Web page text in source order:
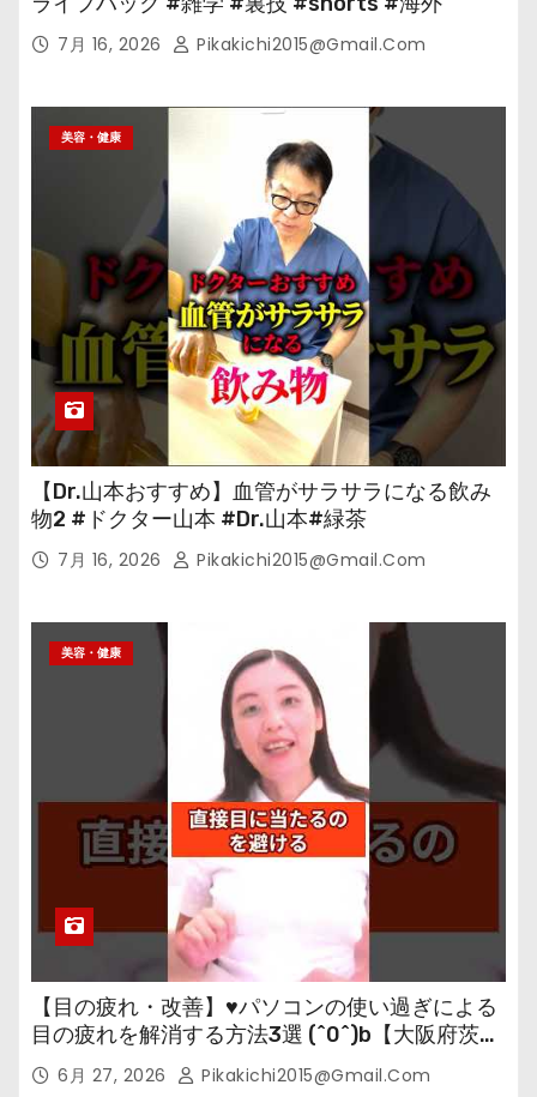
7月 16, 2026 Pikakichi2015@gmail.com
美容・健康
【Dr.山本おすすめ】血管がサラサラになる飲み
物2 #ドクター山本 #Dr.山本#緑茶
7月 16, 2026 Pikakichi2015@gmail.com
美容・健康
【目の疲れ・改善】♥パソコンの使い過ぎによる
目の疲れを解消する方法3選 (^0^)b【大阪府茨木
市の女性・美容鍼灸・整体師が教えます。】
6月 27, 2026 Pikakichi2015@gmail.com